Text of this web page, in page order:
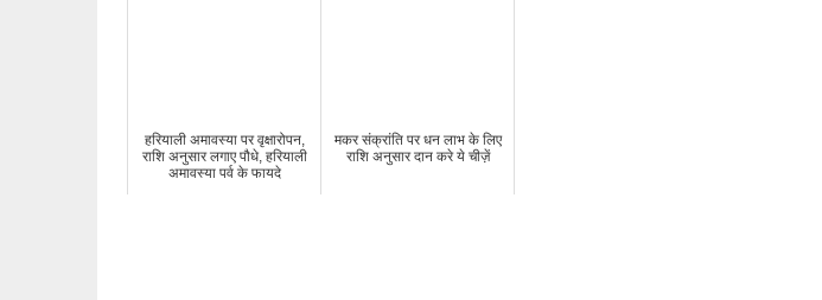
हरियाली अमावस्या पर वृक्षारोपन,
राशि अनुसार लगाए पौधे, हरियाली
अमावस्या पर्व के फायदे
मकर संक्रांति पर धन लाभ के लिए
राशि अनुसार दान करे ये चीज़ें